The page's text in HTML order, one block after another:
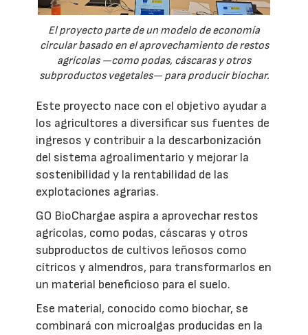
El proyecto parte de un modelo de economía
circular basado en el aprovechamiento de restos
agrícolas —como podas, cáscaras y otros
subproductos vegetales— para producir biochar.
Este proyecto nace con el objetivo ayudar a
los agricultores a diversificar sus fuentes de
ingresos y contribuir a la descarbonización
del sistema agroalimentario y mejorar la
sostenibilidad y la rentabilidad de las
explotaciones agrarias.
GO BioChargae aspira a aprovechar restos
agrícolas, como podas, cáscaras y otros
subproductos de cultivos leñosos como
cítricos y almendros, para transformarlos en
un material beneficioso para el suelo.
Ese material, conocido como biochar, se
combinará con microalgas producidas en la